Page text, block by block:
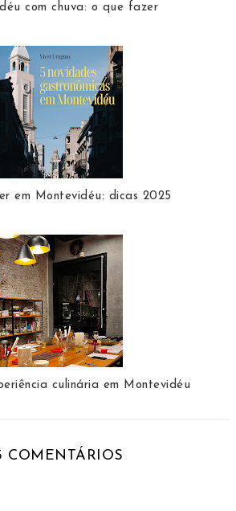
com chuva: o que fazer
em Montevidéu: dicas 2025
culinária em Montevidéu
COMENTÁRIOS